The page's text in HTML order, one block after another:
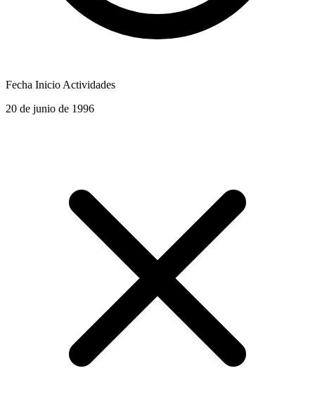
Fecha Inicio Actividades
20 de junio de 1996